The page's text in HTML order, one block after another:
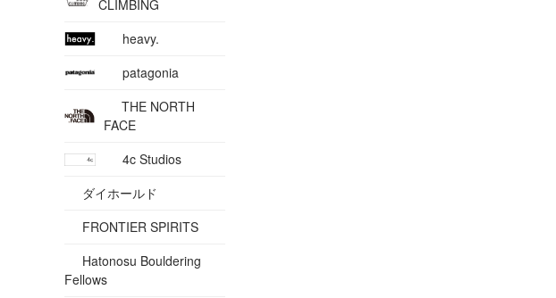
CLIMBING
heavy.
patagonia
THE NORTH
FACE
4c Studios
ダイホールド
FRONTIER SPIRITS
Hatonosu Bouldering
Fellows